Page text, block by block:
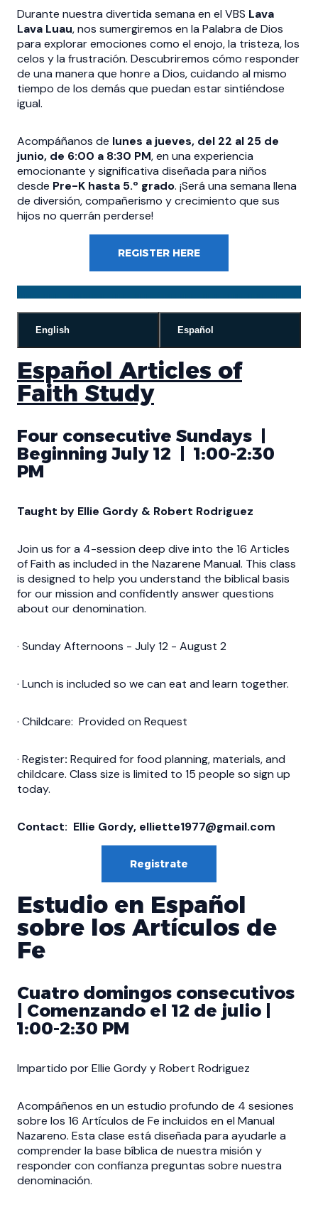
Durante nuestra divertida semana en el VBS Lava
Lava Luau, nos sumergiremos en la Palabra de Dios
para explorar emociones como el enojo, la tristeza, los
celos y la frustración. Descubriremos cómo responder
de una manera que honre a Dios, cuidando al mismo
tiempo de los demás que puedan estar sintiéndose
igual.
Acompáñanos de lunes a jueves, del 22 al 25 de
junio, de 6:00 a 8:30 PM, en una experiencia
emocionante y significativa diseñada para niños
desde Pre-K hasta 5.º grado. ¡Será una semana llena
de diversión, compañerismo y crecimiento que sus
hijos no querrán perderse!
REGISTER HERE
English Español
Español Articles of
Faith Study
Four consecutive Sundays |
Beginning July 12 | 1:00-2:30
PM
Taught by Ellie Gordy & Robert Rodriguez
Join us for a 4-session deep dive into the 16 Articles
of Faith as included in the Nazarene Manual. This class
is designed to help you understand the biblical basis
for our mission and confidently answer questions
about our denomination.
· Sunday Afternoons - July 12 - August 2
· Lunch is included so we can eat and learn together.
· Childcare: Provided on Request
· Register: Required for food planning, materials, and
childcare. Class size is limited to 15 people so sign up
today.
Contact: Ellie Gordy, elliette1977@gmail.com
Registrate
Estudio en Español
sobre los Artículos de
Fe
Cuatro domingos consecutivos
| Comenzando el 12 de julio |
1:00-2:30 PM
Impartido por Ellie Gordy y Robert Rodriguez
Acompáñenos en un estudio profundo de 4 sesiones
sobre los 16 Artículos de Fe incluidos en el Manual
Nazareno. Esta clase está diseñada para ayudarle a
comprender la base bíblica de nuestra misión y
responder con confianza preguntas sobre nuestra
denominación.